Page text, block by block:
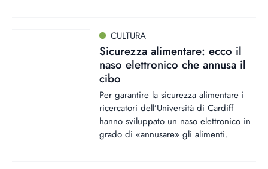
CULTURA
Sicurezza alimentare: ecco il
naso elettronico che annusa il
cibo
Per garantire la sicurezza alimentare i
ricercatori dell’Università di Cardiff
hanno sviluppato un naso elettronico in
grado di «annusare» gli alimenti.